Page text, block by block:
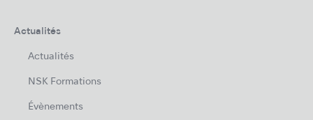
Actualités
Actualités
NSK Formations
Évènements